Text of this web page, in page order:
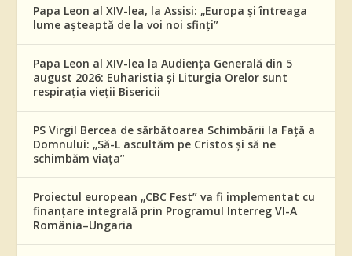
Papa Leon al XIV-lea, la Assisi: „Europa și întreaga
lume așteaptă de la voi noi sfinți”
Papa Leon al XIV-lea la Audiența Generală din 5
august 2026: Euharistia și Liturgia Orelor sunt
respirația vieții Bisericii
PS Virgil Bercea de sărbătoarea Schimbării la Față a
Domnului: „Să-L ascultăm pe Cristos și să ne
schimbăm viața”
Proiectul european „CBC Fest” va fi implementat cu
finanțare integrală prin Programul Interreg VI-A
România–Ungaria